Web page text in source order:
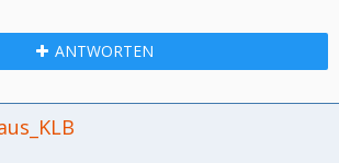
ANTWORTEN